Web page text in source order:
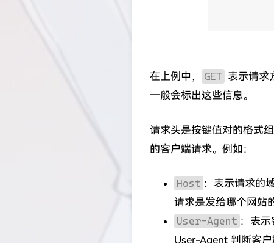
在上例中， GET 表示请求
一般会标出这些信息。
请求头是按键值对的格式
的客户端请求。例如：
Host ：表示请求的
请求是发给哪个网站的
User-Agent ：表
User-Agent 判断客户